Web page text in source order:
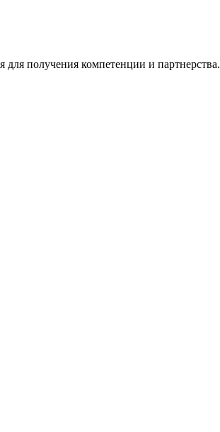
получения компетенции и партнерства.